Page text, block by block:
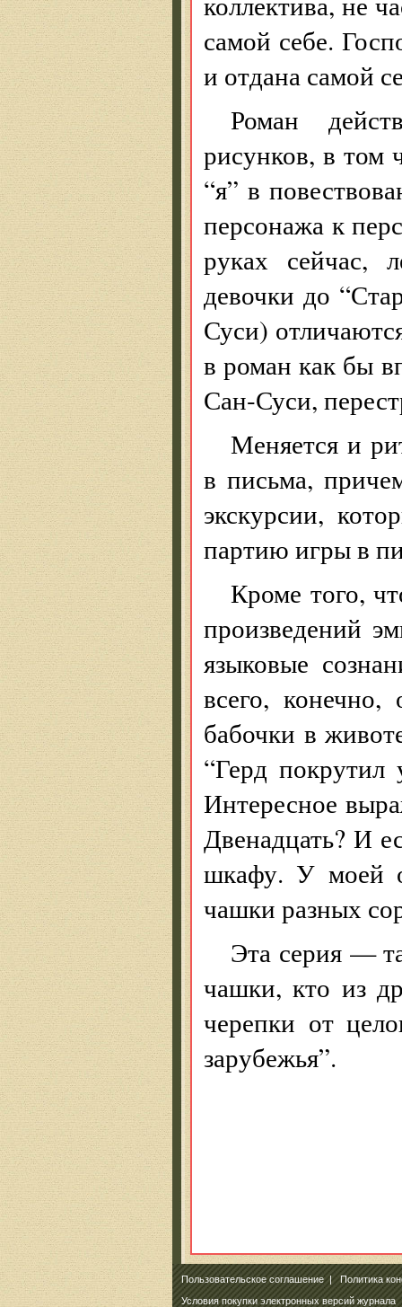
самой себе.
и отдана самой
Роман
рисунков, в том
“я” в
персонажа к
руках сейчас,
девочки до
Суси)
в роман как бы
Сан-Суси,
Меняется и
в письма,
экскурсии,
партию игры в
Кроме того,
произведений
языковые
всего,
бабочки в
“Герд
Интересное
Двенадцать? И
шкафу. У моей
чашки разных
Эта серия —
чашки, кто из
черепки от
зарубежья”.
Пользовательское соглашение|Политика
Условия покупки электронных версий журнала